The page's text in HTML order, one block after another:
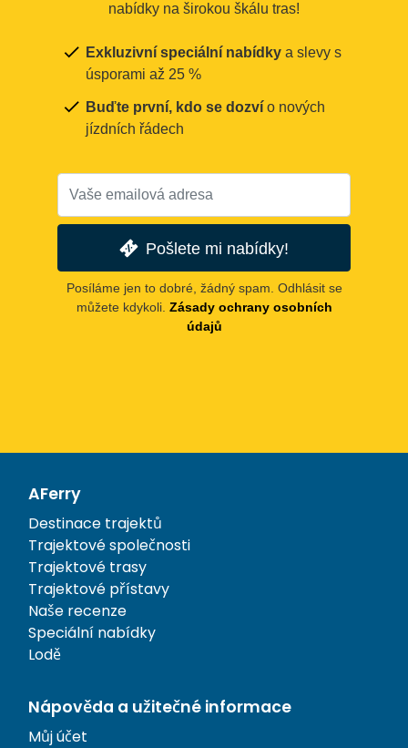
nabídky na širokou škálu tras!
Exkluzivní speciální nabídky a slevy s
úsporami až 25 %
Buďte první, kdo se dozví o nových
jízdních řádech
Pošlete mi nabídky!
Posíláme jen to dobré, žádný spam. Odhlásit se
můžete kdykoli. Zásady ochrany osobních
údajů
AFerry
Destinace trajektů
Trajektové společnosti
Trajektové trasy
Trajektové přístavy
Naše recenze
Speciální nabídky
Lodě
Nápověda a užitečné informace
Můj účet